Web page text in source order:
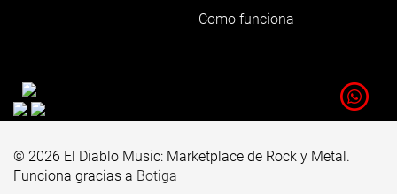
Como funciona
© 2026 El Diablo Music: Marketplace de Rock y Metal.
Funciona gracias a Botiga